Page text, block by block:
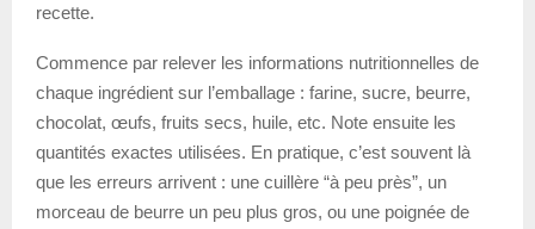
recette.
Commence par relever les informations nutritionnelles de
chaque ingrédient sur l’emballage : farine, sucre, beurre,
chocolat, œufs, fruits secs, huile, etc. Note ensuite les
quantités exactes utilisées. En pratique, c’est souvent là
que les erreurs arrivent : une cuillère “à peu près”, un
morceau de beurre un peu plus gros, ou une poignée de